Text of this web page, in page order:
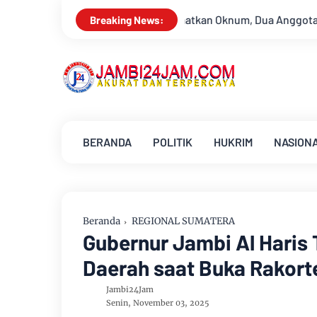
Breaking News:
Oknum, Dua Anggota Polda Jambi Diduga Tipu Calon
BERANDA POLITIK HUKRIM
Beranda REGIONAL SUMATERA
Gubernur Jambi Al
Daerah saat Buka
Jambi24Jam
Senin, November 03, 2025